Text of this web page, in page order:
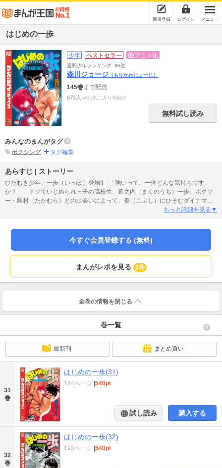
新規登録 ログイン メニュー
はじめの一歩
少年 ベストセラー アニメ化
週間少年ランキング 36位
森川ジョージ （もりかわじょーじ）
145巻まで配信
873人 がお気に入り登録中
無料試し読み
みんなのまんがタグ
ボクシング タグ編集
あらすじ | ストーリー
ひたむき少年、一歩（いっぽ）登場!! 「強いって、一体どんな気持ちです
か？」 ドジでいじめられっ子の高校生、幕之内（まくのうち）一歩。ボクサ
ー・鷹村（たかむら）との出会いによって、拳（こぶし）にひそむダイナマイ
トパンチを呼び起こした！ プロボクサーへの夢を抱いた一歩は、鴨川（かも
編!!
もっと詳細を見る▼
今すぐ会員登録する (無料)
まんがレポを見る 2件
全巻の情報を 閉じる
巻一覧
最新刊 まとめ買い
31
巻
はじめの一歩(31)
184ページ |540pt
試し読み 購入する
32
巻
はじめの一歩(32)
193ページ |540pt